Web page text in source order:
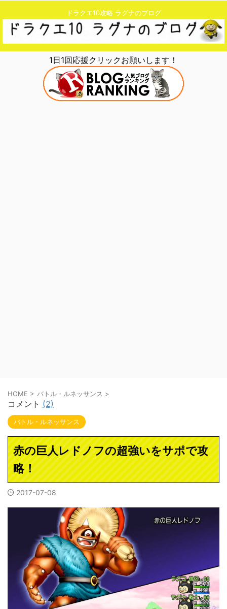
ドラクエ10攻略 ラグナのブログ
1日1回応援クリックお願いします！
HOME > バトル・ルネッサンス >
コメント (2)
バトル・ルネッサンス
赤の巨人レドノフの超強いをサポで攻
略！
2017-07-08